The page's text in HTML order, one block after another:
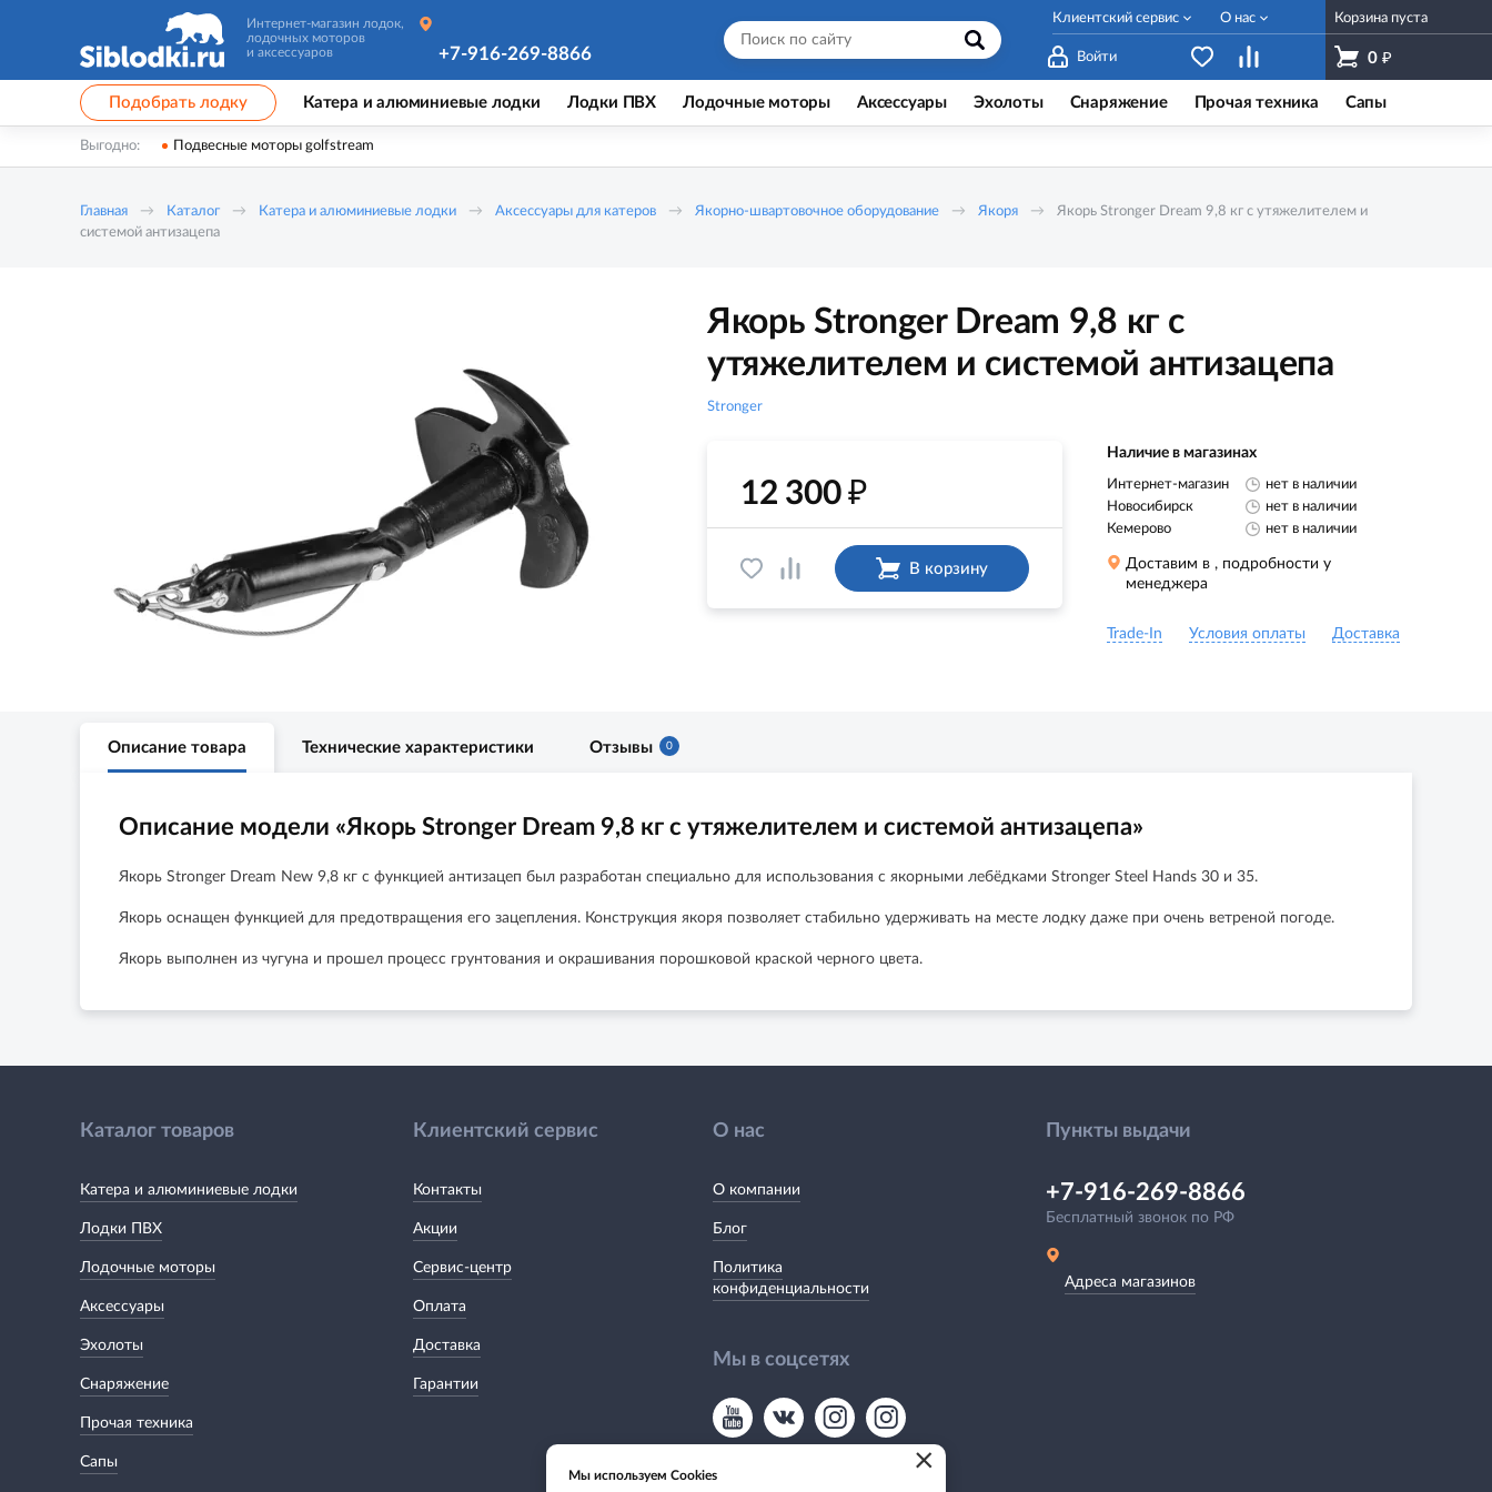
Интернет-магазин лодок,
лодочных моторов
и аксессуаров
Войти
Корзина пуста
0 ₽
+7-916-269-8866
Клиентский сервис О нас
Подобрать лодку Катера и алюминиевые лодки Лодки ПВХ Лодочные моторы Аксессуары Эхолоты Снаряжение Прочая техника Сапы
Выгодно: Подвесные моторы golfstream
Главная Каталог Катера и алюминиевые лодки Аксессуары для катеров Якорно-швартовочное оборудование Якоря
Якорь Stronger Dream 9,8 кг с утяжелителем и
системой антизацепа
Якорь Stronger Dream 9,8 кг с
утяжелителем и системой антизацепа
Stronger
12 300 ₽
В корзину
Наличие в магазинах
Интернет-магазин
нет в наличии
Новосибирск
нет в наличии
Кемерово
нет в наличии
Доставим в , подробности у
менеджера
Trade-In Условия оплаты Доставка
Описание товара Технические характеристики Отзывы 0
Описание модели «Якорь Stronger Dream 9,8 кг с утяжелителем и системой антизацепа»
Якорь Stronger Dream New 9,8 кг с функцией антизацеп был разработан специально для использования с якорными лебёдками Stronger Steel Hands 30 и 35.
Якорь оснащен функцией для предотвращения его зацепления. Конструкция якоря позволяет стабильно удерживать на месте лодку даже при очень ветреной погоде.
Якорь выполнен из чугуна и прошел процесс грунтования и окрашивания порошковой краской черного цвета.
Каталог товаров
Катера и алюминиевые лодки
Лодки ПВХ
Лодочные моторы
Аксессуары
Эхолоты
Снаряжение
Прочая техника
Сапы
Клиентский сервис
Контакты
Акции
Сервис-центр
Оплата
Доставка
Гарантии
О нас
О компании
Блог
Политика
конфиденциальности
Мы в соцсетях
Пункты выдачи
+7-916-269-8866
Бесплатный звонок по РФ
Адреса магазинов
×
Мы используем Cookies